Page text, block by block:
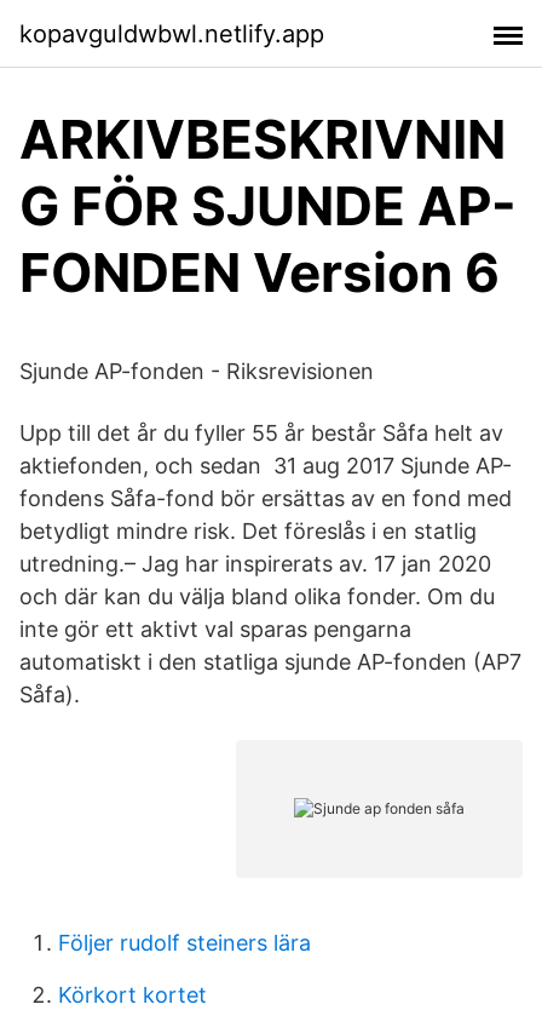
kopavguldwbwl.netlify.app
ARKIVBESKRIVNIN
G FÖR SJUNDE AP-
FONDEN Version 6
Sjunde AP-fonden - Riksrevisionen
Upp till det år du fyller 55 år består Såfa helt av
aktiefonden, och sedan 31 aug 2017 Sjunde AP-
fondens Såfa-fond bör ersättas av en fond med
betydligt mindre risk. Det föreslås i en statlig
utredning.– Jag har inspirerats av. 17 jan 2020
och där kan du välja bland olika fonder. Om du
inte gör ett aktivt val sparas pengarna
automatiskt i den statliga sjunde AP-fonden (AP7
Såfa).
Följer rudolf steiners lära
Körkort kortet